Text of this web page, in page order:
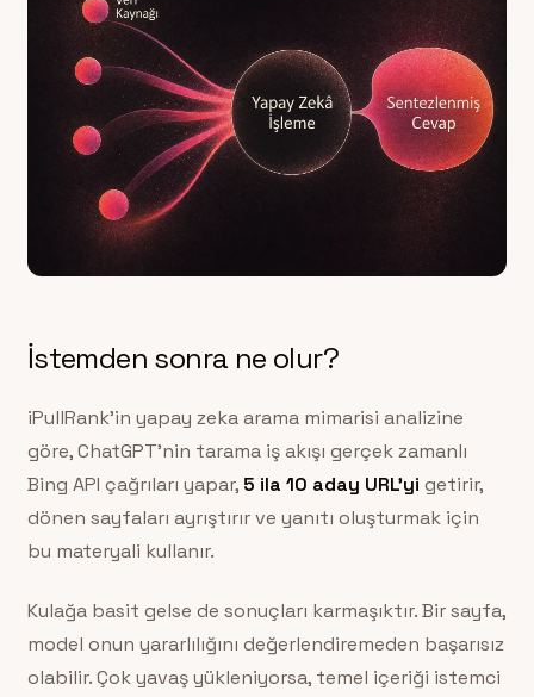
İstemden sonra ne olur?
iPullRank’in yapay zeka arama mimarisi analizine
göre, ChatGPT’nin tarama iş akışı gerçek zamanlı
Bing API çağrıları yapar, 5 ila 10 aday URL’yi getirir,
dönen sayfaları ayrıştırır ve yanıtı oluşturmak için
bu materyali kullanır.
Kulağa basit gelse de sonuçları karmaşıktır. Bir sayfa,
model onun yararlılığını değerlendiremeden başarısız
olabilir. Çok yavaş yükleniyorsa, temel içeriği istemci